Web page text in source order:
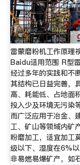
雷蒙磨粉机工作原理
Baidu适用范围 R型
经过多年的实践和不
其结构已日益完善，
高、耗能低、占地面
投入少及环境无污染
而广泛应用于冶金、
工、矿山等领域内矿
粉磨加工，适宜加工
级以下、湿度在6%
非易燃易爆矿产，如